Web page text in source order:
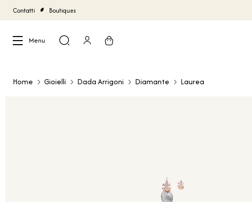
Contatti Boutiques
Menu
Home Gioielli Dada Arrigoni Diamante Laurea